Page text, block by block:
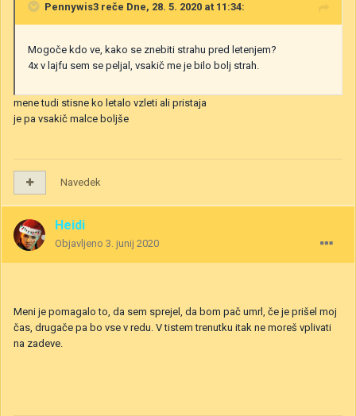
Pennywis3 reče Dne, 28. 5. 2020 at 11:34:
Mogoče kdo ve, kako se znebiti strahu pred letenjem?
4x v lajfu sem se peljal, vsakič me je bilo bolj strah.
mene tudi stisne ko letalo vzleti ali pristaja
je pa vsakič malce boljše
Navedek
Heidi
Objavljeno 3. junij 2020
Meni je pomagalo to, da sem sprejel, da bom pač umrl, če je prišel moj
čas, drugače pa bo vse v redu. V tistem trenutku itak ne moreš vplivati
na zadeve.